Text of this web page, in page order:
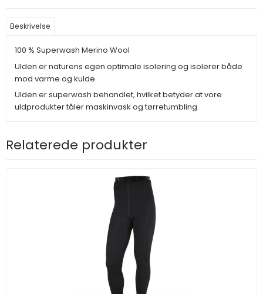
Beskrivelse
100 % Superwash Merino Wool
Ulden er naturens egen optimale isolering og isolerer både
mod varme og kulde.
Ulden er superwash behandlet, hvilket betyder at vore
uldprodukter tåler maskinvask og tørretumbling.
Relaterede produkter